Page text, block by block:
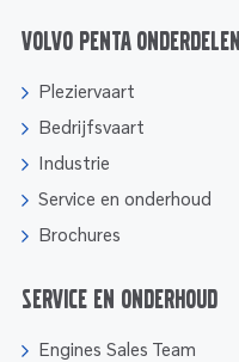
Volvo Penta onderdelen
Pleziervaart
Bedrijfsvaart
Industrie
Service en onderhoud
Brochures
Service en onderhoud
Engines Sales Team